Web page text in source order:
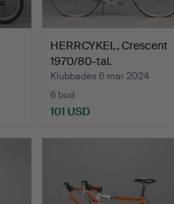
HERRCYKEL, Crescent
1970/80-tal.
Klubbades 6 mar 2024
6 bud
101 USD